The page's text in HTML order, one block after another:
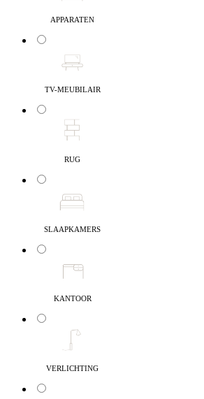
APPARATEN
TV-MEUBILAIR
RUG
SLAAPKAMERS
KANTOOR
VERLICHTING